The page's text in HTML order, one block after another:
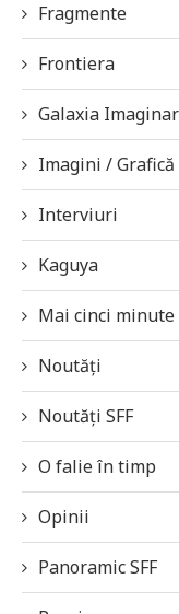
Fragmente
Frontiera
Galaxia
Imagini / Grafică
Interviuri
Kaguya
Mai cinci minute
Noutăți
Noutăți SFF
O falie în timp
Opinii
Panoramic SFF